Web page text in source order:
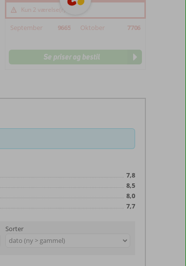
Kun 2 værelse(r) tilbage
September 9665 Oktober 7706
Se priser og bestil
7,8
8,5
8,0
7,7
Sorter
dato (ny > gammel)